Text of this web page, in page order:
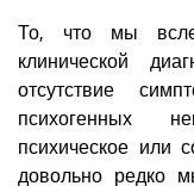
То, что мы
клинической
отсутствие
психогенных
психическое или
довольно редко